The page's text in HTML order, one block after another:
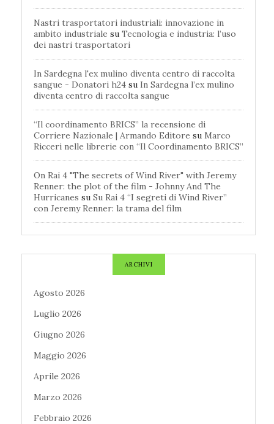
Nastri trasportatori industriali: innovazione in
ambito industriale su Tecnologia e industria: l’uso
dei nastri trasportatori
In Sardegna l'ex mulino diventa centro di raccolta
sangue - Donatori h24 su In Sardegna l’ex mulino
diventa centro di raccolta sangue
“Il coordinamento BRICS” la recensione di
Corriere Nazionale | Armando Editore su Marco
Ricceri nelle librerie con “Il Coordinamento BRICS”
On Rai 4 "The secrets of Wind River" with Jeremy
Renner: the plot of the film - Johnny And The
Hurricanes su Su Rai 4 “I segreti di Wind River”
con Jeremy Renner: la trama del film
ARCHIVI
Agosto 2026
Luglio 2026
Giugno 2026
Maggio 2026
Aprile 2026
Marzo 2026
Febbraio 2026